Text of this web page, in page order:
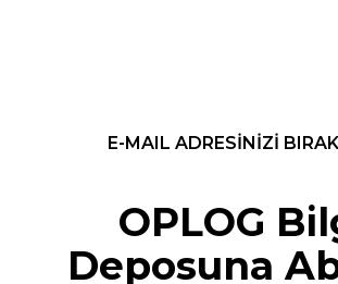
E-MAIL ADRESİNİZİ
OPLOG
Deposuna